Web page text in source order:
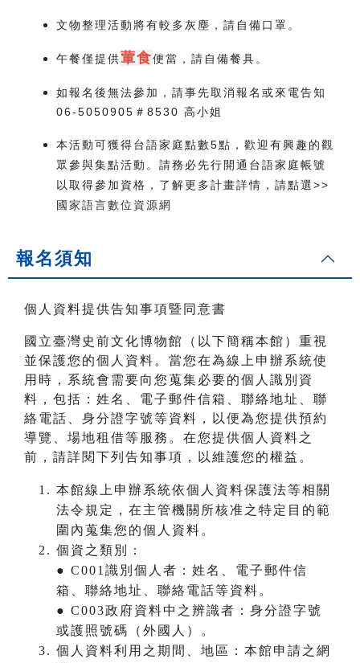
文物整理活動將有較多灰塵，請自備口罩。
午餐僅提供葷食便當，請自備餐具。
如報名後無法參加，請事先取消報名或來電告知
06-5050905＃8530 高小姐
本活動可獲得台語家庭點數5點，歡迎有興趣的觀
眾參與集點活動。請務必先行開通台語家庭帳號
以取得參加資格，了解更多計畫詳情，請點選>>
國家語言數位資源網
報名須知
個人資料提供告知事項暨同意書
國立臺灣史前文化博物館（以下簡稱本館）重視
並保護您的個人資料。當您在為線上申辦系統使
用時，系統會需要向您蒐集必要的個人識別資
料，包括：姓名、電子郵件信箱、聯絡地址、聯
絡電話、身分證字號等資料，以便為您提供預約
導覽、場地租借等服務。在您提供個人資料之
前，請詳閱下列告知事項，以維護您的權益。
本館線上申辦系統依個人資料保護法等相關
法令規定，在主管機關所核准之特定目的範
圍內蒐集您的個人資料。
個資之類別：
● C001識別個人者：姓名、電子郵件信
箱、聯絡地址、聯絡電話等資料。
● C003政府資料中之辨識者：身分證字號
或護照號碼（外國人）。
個人資料利用之期間、地區：本館申請之網